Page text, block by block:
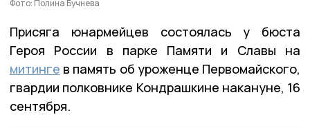
Фото: Полина Бучнева
Присяга юнармейцев состоялась у бюста
Героя России в парке Памяти и Славы на
митинге в память об уроженце Первомайского,
гвардии полковнике Кондрашкине накануне, 16
сентября.